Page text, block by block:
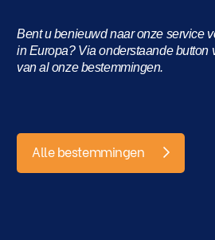
Bent u benieuwd naar onze service
in Europa? Via onderstaande button
van al onze bestemmingen.
Alle bestemmingen